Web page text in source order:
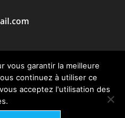
?
NOUS
vous garantir la meilleure
continuez à utiliser ce
acceptez l'utilisation des